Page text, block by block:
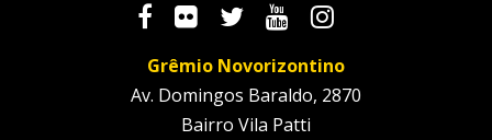
Grêmio Novorizontino
Av. Domingos Baraldo, 2870
Bairro Vila Patti